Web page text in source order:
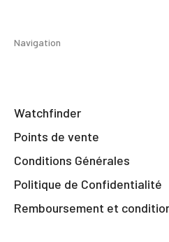
Navigation
Watchfinder
Points de vente
Conditions Générales
Politique de Confidentialité
Remboursement et